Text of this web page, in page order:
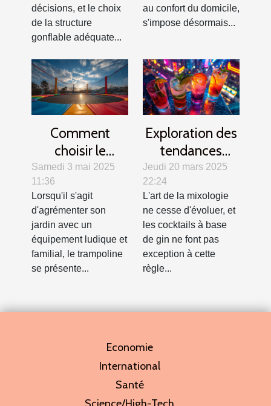
décisions, et le choix
de la structure
gonflable adéquate...
au confort du domicile,
s'impose désormais...
Comment
choisir le
trampoline idéal
pour votre jardin
?
Samedi 3 mai 2025
11:36
Lorsqu'il s'agit
d'agrémenter son
jardin avec un
équipement ludique et
familial, le trampoline
se présente...
Exploration des
tendances
modernes des
cocktails au gin
Jeudi 20 mars 2025
22:24
L'art de la mixologie
ne cesse d'évoluer, et
les cocktails à base
de gin ne font pas
exception à cette
règle...
Economie
International
Santé